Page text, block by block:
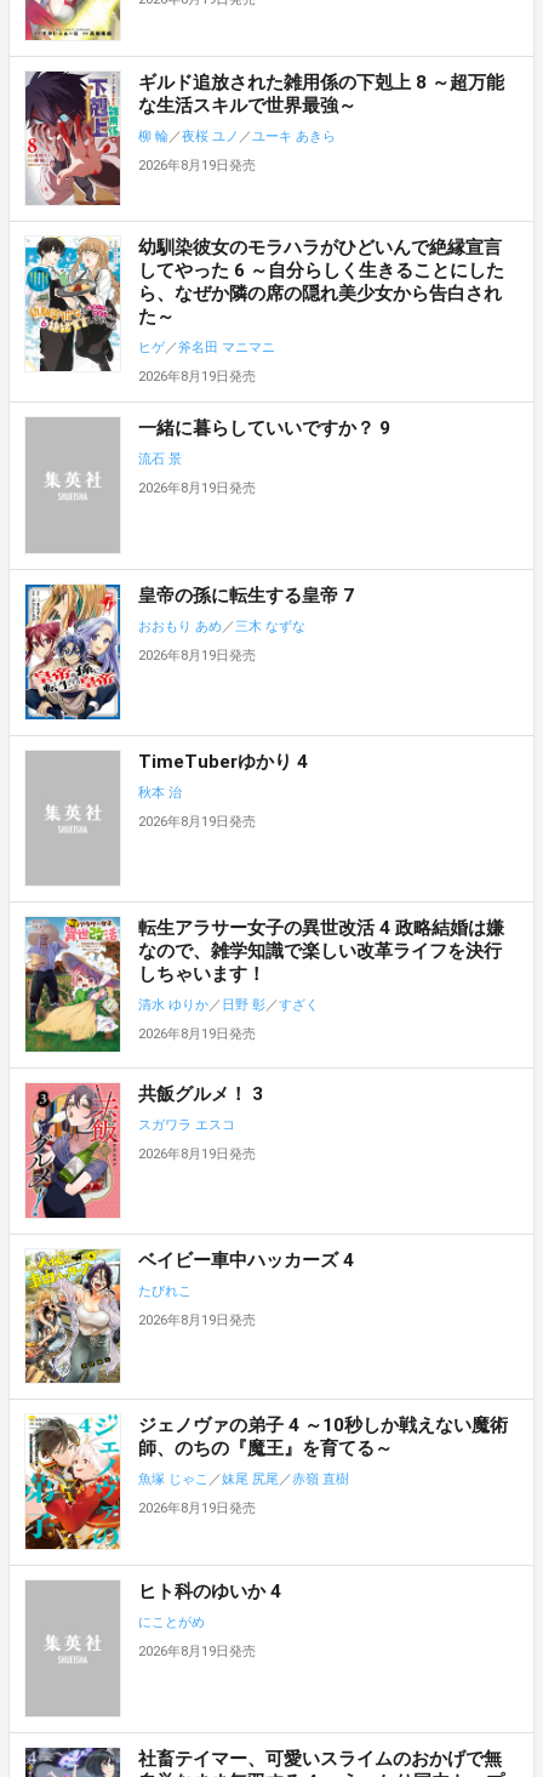
ギルド追放された雑用係の下剋上 8 ～超万能
な生活スキルで世界最強～
柳 輪／夜桜 ユノ ／ユーキ あきら
2026年8月19日発売
幼馴染彼女のモラハラがひどいんで絶縁宣言
してやった 6 ～自分らしく生きることにした
ら、なぜか隣の席の隠れ美少女から告白され
た～
ヒゲ／斧名田 マニマニ
2026年8月19日発売
一緒に暮らしていいですか？ 9
流石 景
2026年8月19日発売
皇帝の孫に転生する皇帝 7
おおもり あめ／三木 なずな
2026年8月19日発売
TimeTuberゆかり 4
秋本 治
2026年8月19日発売
転生アラサー女子の異世改活 4 政略結婚は嫌
なので、雑学知識で楽しい改革ライフを決行
しちゃいます！
清水 ゆりか／ 日野 彰／すざく
2026年8月19日発売
共飯グルメ！ 3
スガワラ エスコ
2026年8月19日発売
ベイビー車中ハッカーズ 4
たびれこ
2026年8月19日発売
ジェノヴァの弟子 4 ～10秒しか戦えない魔術
師、のちの『魔王』を育てる～
魚塚 じゃこ ／妹尾 尻尾／赤嶺 直樹
2026年8月19日発売
ヒト科のゆいか 4
にことがめ
2026年8月19日発売
社畜テイマー、可愛いスライムのおかげで無